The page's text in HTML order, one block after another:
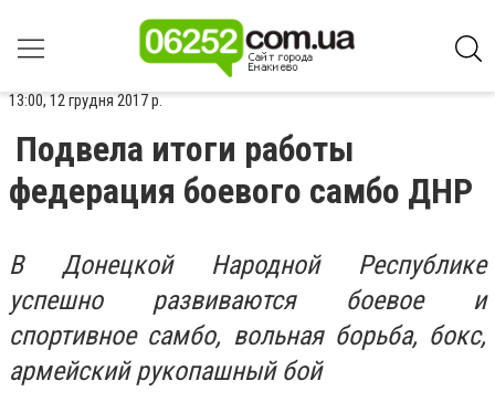
13:00, 12 грудня 2017 р.
Подвела итоги работы
федерация боевого самбо ДНР
В Донецкой Народной Республике
успешно развиваются боевое и
спортивное самбо, вольная борьба, бокс,
армейский рукопашный бой